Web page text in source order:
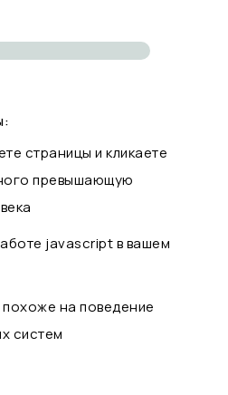
страницы и кликаете
превышающую
javascript в вашем
на поведение
систем